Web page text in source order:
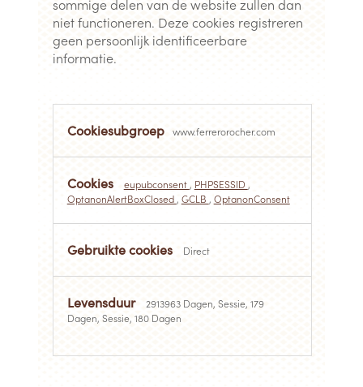
sommige delen van de website zullen dan
niet functioneren. Deze cookies registreren
geen persoonlijk identificeerbare
informatie.
noodzakelijke
www.ferrerorocher.com
eupubconsent , PHPSESSID ,
OptanonAlertBoxClosed , GCLB , OptanonConsent
Direct
2913963 Dagen, Sessie, 179
Dagen, Sessie, 180 Dagen